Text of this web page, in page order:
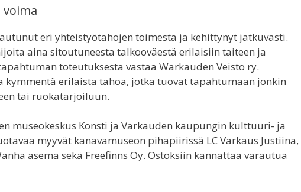
eri yhteistyötahojen toimesta ja kehittynyt jatkuvasti.
aina sitoutuneesta talkooväestä erilaisiin taiteen ja
toteutuksesta vastaa Warkauden Veisto ry.
kymmentä erilaista tahoa, jotka tuovat tapahtumaan jonkin
tai ruokatarjoiluun.
museokeskus Konsti ja Varkauden kaupungin kulttuuri- ja
myyvät kanavamuseon pihapiirissä LC Varkaus Justiina,
asema sekä Freefinns Oy. Ostoksiin kannattaa varautua